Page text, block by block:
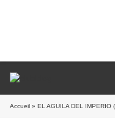
Accueil » EL AGUILA DEL IMPERIO